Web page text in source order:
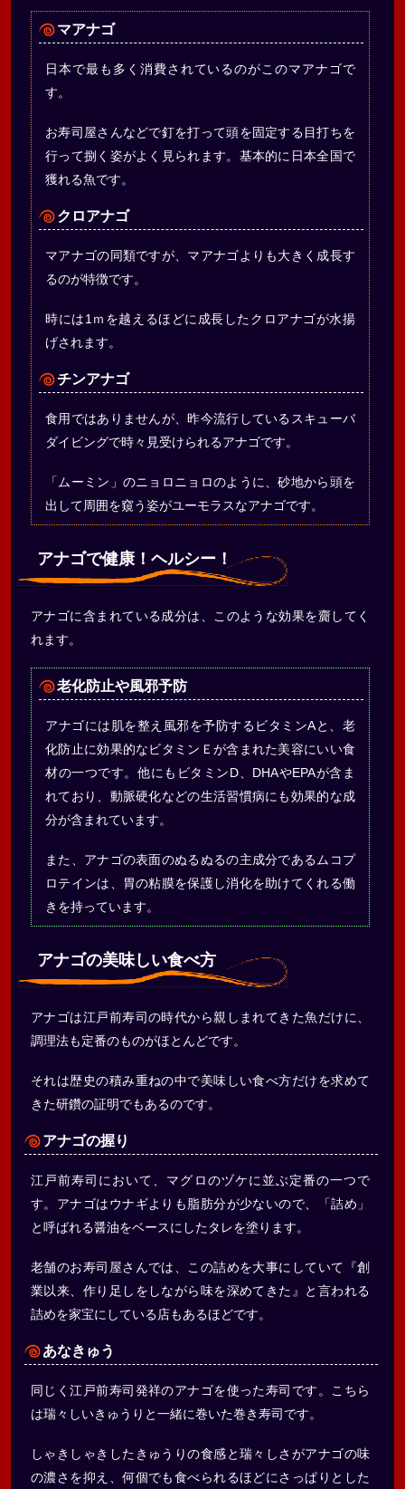
マアナゴ
日本で最も多く消費されているのがこのマアナゴで
す。
お寿司屋さんなどで釘を打って頭を固定する目打ちを
行って捌く姿がよく見られます。基本的に日本全国で
獲れる魚です。
クロアナゴ
マアナゴの同類ですが、マアナゴよりも大きく成長す
るのが特徴です。
時には1ｍを越えるほどに成長したクロアナゴが水揚
げされます。
チンアナゴ
食用ではありませんが、昨今流行しているスキューバ
ダイビングで時々見受けられるアナゴです。
「ムーミン」のニョロニョロのように、砂地から頭を
出して周囲を窺う姿がユーモラスなアナゴです。
アナゴで健康！ヘルシー！
アナゴに含まれている成分は、このような効果を齎してく
れます。
老化防止や風邪予防
アナゴには肌を整え風邪を予防するビタミンAと、老
化防止に効果的なビタミンＥが含まれた美容にいい食
材の一つです。他にもビタミンD、DHAやEPAが含ま
れており、動脈硬化などの生活習慣病にも効果的な成
分が含まれています。
また、アナゴの表面のぬるぬるの主成分であるムコプ
ロテインは、胃の粘膜を保護し消化を助けてくれる働
きを持っています。
アナゴの美味しい食べ方
アナゴは江戸前寿司の時代から親しまれてきた魚だけに、
調理法も定番のものがほとんどです。
それは歴史の積み重ねの中で美味しい食べ方だけを求めて
きた研鑽の証明でもあるのです。
アナゴの握り
江戸前寿司において、マグロのヅケに並ぶ定番の一つで
す。アナゴはウナギよりも脂肪分が少ないので、「詰め」
と呼ばれる醤油をベースにしたタレを塗ります。
老舗のお寿司屋さんでは、この詰めを大事にしていて『創
業以来、作り足しをしながら味を深めてきた』と言われる
詰めを家宝にしている店もあるほどです。
あなきゅう
同じく江戸前寿司発祥のアナゴを使った寿司です。こちら
は瑞々しいきゅうりと一緒に巻いた巻き寿司です。
しゃきしゃきしたきゅうりの食感と瑞々しさがアナゴの味
の濃さを抑え、何個でも食べられるほどにさっぱりとした